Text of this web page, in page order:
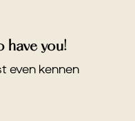
have you!
even kennen